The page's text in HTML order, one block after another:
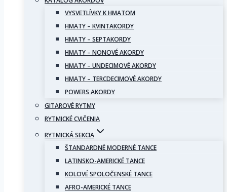
VYSVETLÍVKY K HMATOM
HMATY – KVINTAKORDY
HMATY – SEPTAKORDY
HMATY – NONOVÉ AKORDY
HMATY – UNDECIMOVÉ AKORDY
HMATY – TERCDECIMOVÉ AKORDY
POWERS AKORDY
GITAROVÉ RYTMY
RYTMICKÉ CVIČENIA
RYTMICKÁ SEKCIA
ŠTANDARDNÉ MODERNÉ TANCE
LATINSKO-AMERICKÉ TANCE
KOLOVÉ SPOLOČENSKÉ TANCE
AFRO-AMERICKÉ TANCE